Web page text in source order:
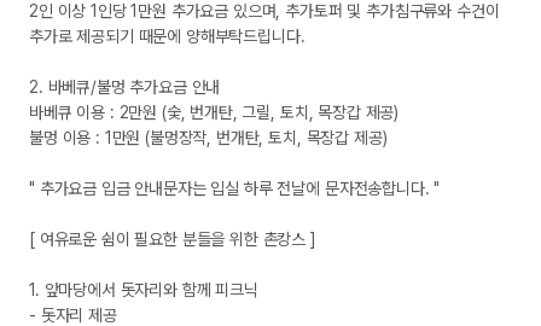
2인 이상 1인당 1만원 추가요금 있으며, 추가토퍼 및 추가침구류와 수건이
추가로 제공되기 때문에 양해부탁드립니다.
2. 바베큐/불멍 추가요금 안내
바베큐 이용 : 2만원 (숯, 번개탄, 그릴, 토치, 목장갑 제공)
불멍 이용 : 1만원 (불멍장작, 번개탄, 토치, 목장갑 제공)
" 추가요금 입금 안내문자는 입실 하루 전날에 문자전송합니다. "
[ 여유로운 쉼이 필요한 분들을 위한 촌캉스 ]
1. 앞마당에서 돗자리와 함께 피크닉
- 돗자리 제공